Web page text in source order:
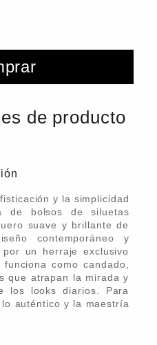
de producto
y la simplicidad
de bolsos de siluetas
suave y brillante de
contemporáneo y
un herraje exclusivo
como candado,
que atrapan la mirada y
los looks diarios. Para
auténtico y la maestría